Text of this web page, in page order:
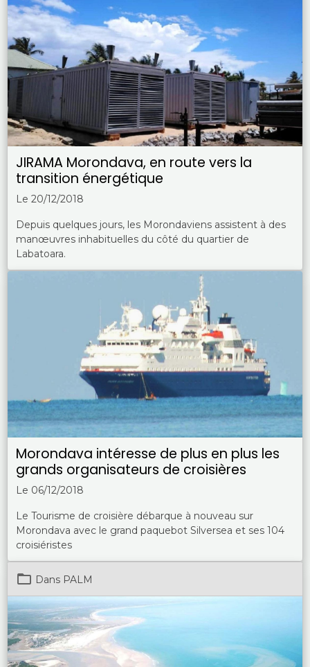
JIRAMA Morondava, en route vers la
transition énergétique
Le 20/12/2018
Depuis quelques jours, les Morondaviens assistent à des
manœuvres inhabituelles du côté du quartier de
Labatoara.
Morondava intéresse de plus en plus les
grands organisateurs de croisières
Le 06/12/2018
Le Tourisme de croisière débarque à nouveau sur
Morondava avec le grand paquebot Silversea et ses 104
croisiéristes
Dans PALM